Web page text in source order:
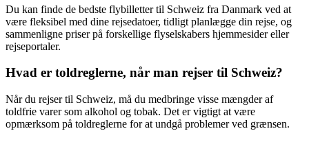
Du kan finde de bedste flybilletter til Schweiz fra Danmark ved at
være fleksibel med dine rejsedatoer, tidligt planlægge din rejse, og
sammenligne priser på forskellige flyselskabers hjemmesider eller
rejseportaler.
Hvad er toldreglerne, når man rejser til Schweiz?
Når du rejser til Schweiz, må du medbringe visse mængder af
toldfrie varer som alkohol og tobak. Det er vigtigt at være
opmærksom på toldreglerne for at undgå problemer ved grænsen.